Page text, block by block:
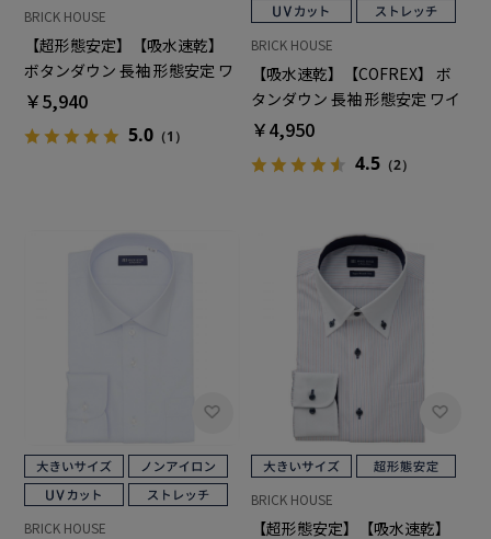
BRICK HOUSE
【超形態安定】【吸水速乾】
ボタンダウン 長袖 形態安定 ワ
イシャツ 大きいサイズ
￥5,940
5.0（1）
BRICK HOUSE
【吸水速乾】【COFREX】 ボ
タンダウン 長袖 形態安定 ワイ
シャツ 大きいサイズ
￥4,950
4.5 （2）
BRICK HOUSE
BRICK HOUSE
【超形態安定】【吸水速乾】